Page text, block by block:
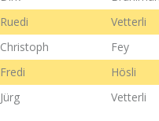
Ruedi
Vetterli
Christoph
Fey
Fredi
Hösli
Jürg Vetterli